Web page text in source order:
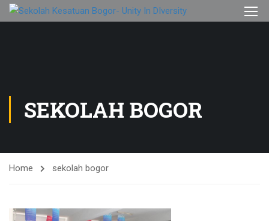
SEKOLAH BOGOR
Home sekolah bogor